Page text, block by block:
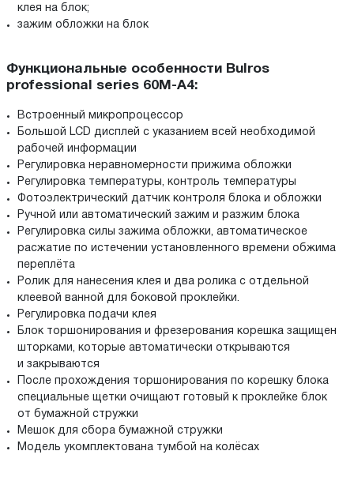
клея на блок;
зажим обложки на блок
Функциональные особенности Bulros
professional series 60M-A4:
Встроенный микропроцессор
Большой LCD дисплей с указанием всей необходимой
рабочей информации
Регулировка неравномерности прижима обложки
Регулировка температуры, контроль температуры
Фотоэлектрический датчик контроля блока и обложки
Ручной или автоматический зажим и разжим блока
Регулировка силы зажима обложки, автоматическое
расжатие по истечении установленного времени обжима
переплёта
Ролик для нанесения клея и два ролика с отдельной
клеевой ванной для боковой проклейки.
Регулировка подачи клея
Блок торшонирования и фрезерования корешка защищен
шторками, которые автоматически открываются
и закрываются
После прохождения торшонирования по корешку блока
специальные щетки очищают готовый к проклейке блок
от бумажной стружки
Мешок для сбора бумажной стружки
Модель укомплектована тумбой на колёсах